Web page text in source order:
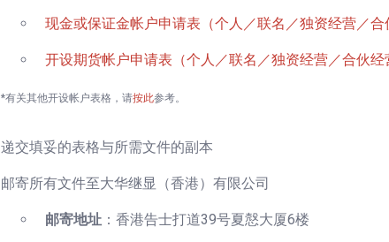
现金或保证金帐户申请表（个人／联名／独资经营／合
开设期货帐户申请表（个人／联名／独资经营／合伙经
*有关其他开设帐户表格，请按此参考。
递交填妥的表格与所需文件的副本
邮寄所有文件至大华继显（香港）有限公司
邮寄地址 ：香港告士打道39号夏慤大厦6楼